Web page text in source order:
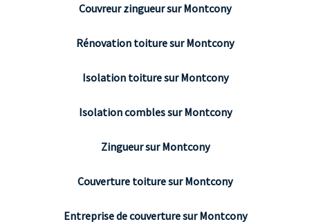
Couvreur zingueur sur Montcony
Rénovation toiture sur Montcony
Isolation toiture sur Montcony
Isolation combles sur Montcony
Zingueur sur Montcony
Couverture toiture sur Montcony
Entreprise de couverture sur Montcony